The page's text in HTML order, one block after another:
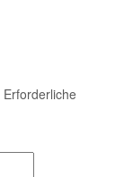
Erforderliche